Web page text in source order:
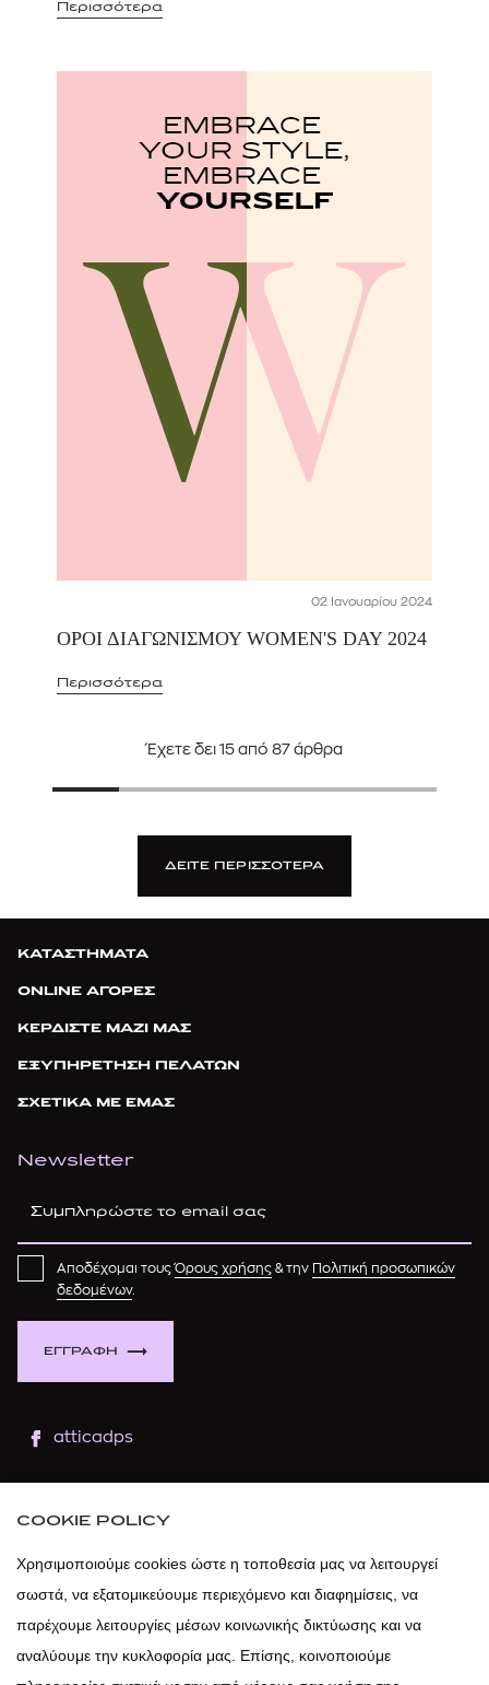
Περισσότερα
02 Ιανουαρίου 2024
ΟΡΟΙ ΔΙΑΓΩΝΙΣΜΟΥ WOMEN'S DAY 2024
Περισσότερα
Έχετε δει 15από 87άρθρα
ΔΕΙΤΕ ΠΕΡΙΣΣΟΤΕΡΑ
ΚΑΤΑΣΤΗΜΑΤΑ
ONLINE ΑΓΟΡΕΣ
ΚΕΡΔΙΣΤΕ ΜΑΖΙ ΜΑΣ
ΕΞΥΠΗΡΕΤΗΣΗ ΠΕΛΑΤΩΝ
ΣΧΕΤΙΚΑ ΜΕ ΕΜΑΣ
Newsletter
ΕΓΓΡΑΦΗ
Αποδέχομαι τουςΌρους χρήσης & την Πολιτική προσωπικών
δεδομένων.
atticadps
atticadps
COOKIE POLICY
Χρησιμοποιούμε cookies ώστε η τοποθεσία μας να λειτουργεί
σωστά, να εξατομικεύουμε περιεχόμενο και διαφημίσεις, να
παρέχουμε λειτουργίες μέσων κοινωνικής δικτύωσης και να
αναλύουμε την κυκλοφορία μας. Επίσης, κοινοποιούμε